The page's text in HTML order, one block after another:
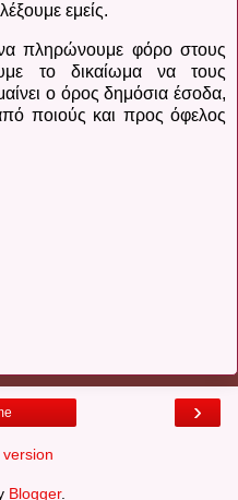
εμείς.
πληρώνουμε φόρο στους
το δικαίωμα να τους
ο όρος δημόσια έσοδα,
ποιούς και προς όφελος
›
Blogger.